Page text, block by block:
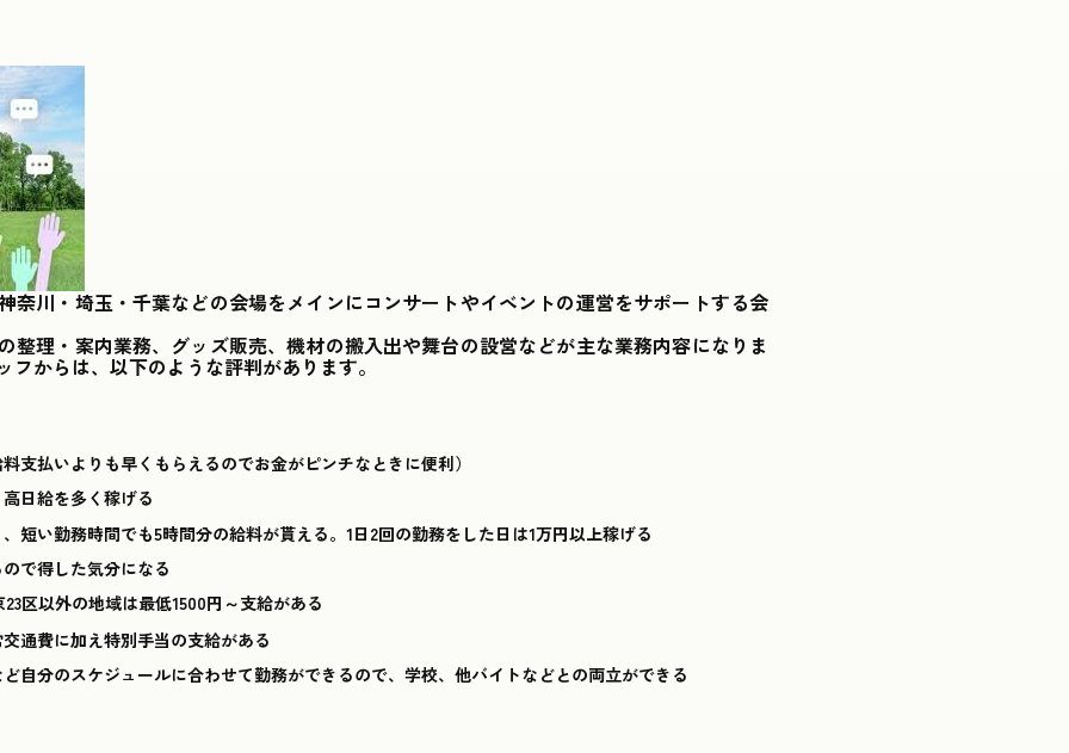
奈川・埼玉・千葉などの会場をメインにコンサートやイベントの運営をサポートする会
整理・案内業務、グッズ販売、機材の搬入出や舞台の設営などが主な業務内容になりま
からは、以下のような評判があります。
支払いよりも早くもらえるのでお金がピンチなときに便利）
日給を多く稼げる
短い勤務時間でも5時間分の給料が貰える。1日2回の勤務をした日は1万円以上稼げる
で得した気分になる
区以外の地域は最低1500円～支給がある
通費に加え特別手当の支給がある
自分のスケジュールに合わせて勤務ができるので、学校、他バイトなどとの両立ができる